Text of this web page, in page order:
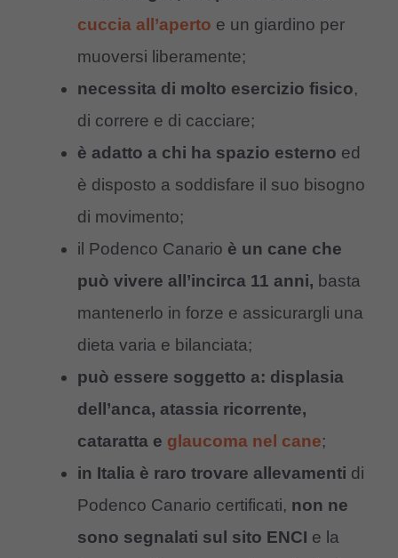
cuccia all’aperto e un giardino per
muoversi liberamente;
necessita di molto esercizio fisico,
di correre e di cacciare;
è adatto a chi ha spazio esterno ed
è disposto a soddisfare il suo bisogno
di movimento;
il Podenco Canario è un cane che
può vivere all’incirca 11 anni, basta
mantenerlo in forze e assicurargli una
dieta varia e bilanciata;
può essere soggetto a: displasia
dell’anca, atassia ricorrente,
cataratta e glaucoma nel cane;
in Italia è raro trovare allevamenti di
Podenco Canario certificati, non ne
sono segnalati sul sito ENCI e la